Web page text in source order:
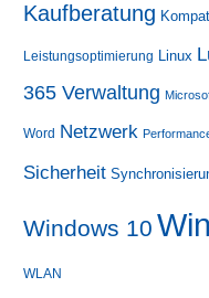
Kaufberatung
Leistungsoptimierung Linux
365 Verwaltung
Word Netzwerk
Sicherheit
Windows 10
WLAN